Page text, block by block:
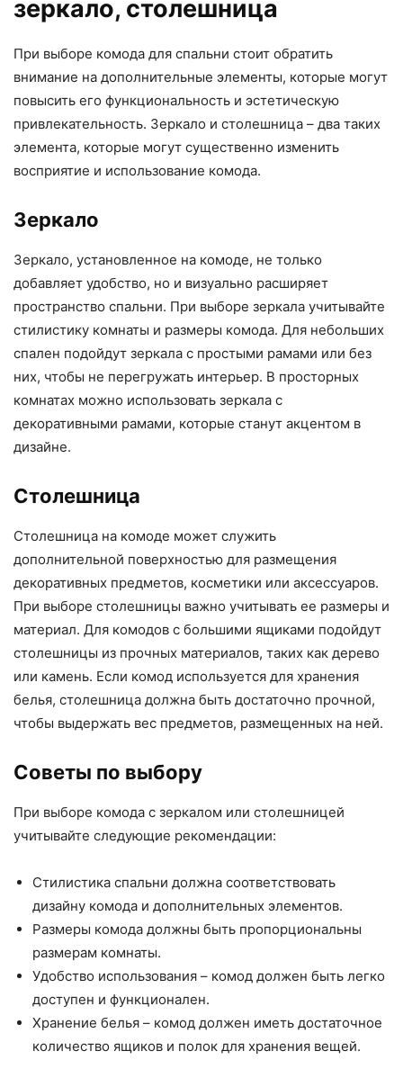
зеркало, столешница
При выборе комода для спальни стоит обратить
внимание на дополнительные элементы, которые могут
повысить его функциональность и эстетическую
привлекательность. Зеркало и столешница – два таких
элемента, которые могут существенно изменить
восприятие и использование комода.
Зеркало
Зеркало, установленное на комоде, не только
добавляет удобство, но и визуально расширяет
пространство спальни. При выборе зеркала учитывайте
стилистику комнаты и размеры комода. Для небольших
спален подойдут зеркала с простыми рамами или без
них, чтобы не перегружать интерьер. В просторных
комнатах можно использовать зеркала с
декоративными рамами, которые станут акцентом в
дизайне.
Столешница
Столешница на комоде может служить
дополнительной поверхностью для размещения
декоративных предметов, косметики или аксессуаров.
При выборе столешницы важно учитывать ее размеры и
материал. Для комодов с большими ящиками подойдут
столешницы из прочных материалов, таких как дерево
или камень. Если комод используется для хранения
белья, столешница должна быть достаточно прочной,
чтобы выдержать вес предметов, размещенных на ней.
Советы по выбору
При выборе комода с зеркалом или столешницей
учитывайте следующие рекомендации:
Стилистика спальни должна соответствовать
дизайну комода и дополнительных элементов.
Размеры комода должны быть пропорциональны
размерам комнаты.
Удобство использования – комод должен быть легко
доступен и функционален.
Хранение белья – комод должен иметь достаточное
количество ящиков и полок для хранения вещей.